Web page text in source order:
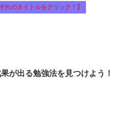
のタイトルをクリック！】
が出る勉強法を見つけよう！